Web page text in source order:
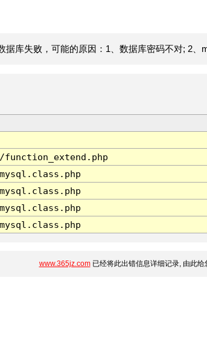
据库失败，可能的原因：1、数据库密码不对; 2、
www.365jz.com已经将此出错信息详细记录, 由此